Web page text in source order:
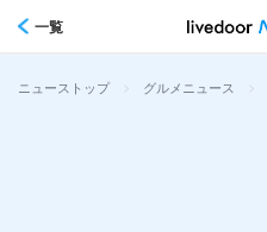
一覧
ニューストップ > グルメニュース >